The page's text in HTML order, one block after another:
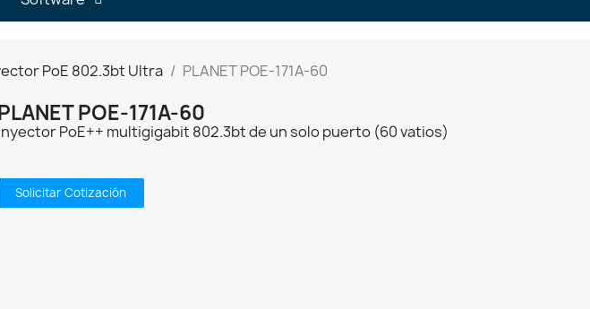
PoE 802.3bt Ultra PLANET POE-171A-60
POE-171A-60
PoE++ multigigabit 802.3bt de un solo puerto (60 vatios)
Solicitar Cotización